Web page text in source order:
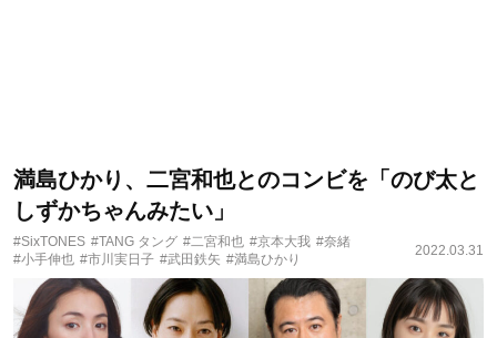
満島ひかり、二宮和也とのコンビを「のび太と
しずかちゃんみたい」
#SixTONES #TANG タング #二宮和也 #京本大我 #奈緒
#小手伸也 #市川実日子 #武田鉄矢 #満島ひかり
2022.03.31